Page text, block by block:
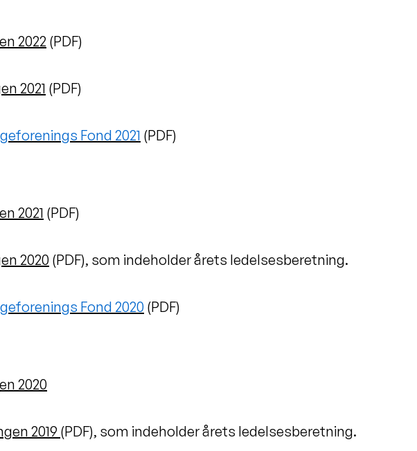
2022 (PDF)
2021 (PDF)
Fond 2021 (PDF)
2021 (PDF)
2020 (PDF), som indeholder årets ledelsesberetning.
Fond 2020 (PDF)
2020
2019 (PDF), som indeholder årets ledelsesberetning.